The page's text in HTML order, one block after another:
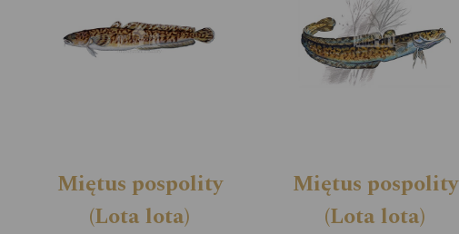
Miętus pospolity
(Lota lota)
Miętus pospolity
(Lota lota)